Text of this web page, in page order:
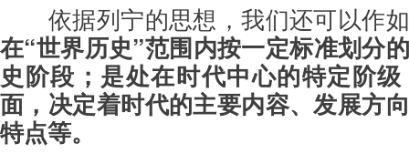
依据列宁的思想，我们还可以作
在“世界历史”范围内按一定标准划分
史阶段；是处在时代中心的特定阶
面，决定着时代的主要内容、发展方
特点等。